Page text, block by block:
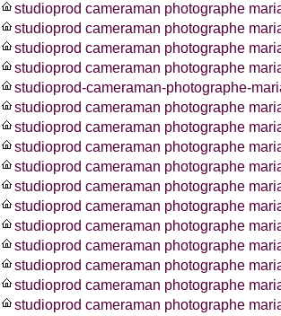
studioprod cameraman photographe
studioprod cameraman photographe
studioprod cameraman photographe
studioprod cameraman photographe
studioprod-cameraman-photographe-
studioprod cameraman photographe
studioprod cameraman photographe
studioprod cameraman photographe
studioprod cameraman photographe
studioprod cameraman photographe
studioprod cameraman photographe
studioprod cameraman photographe
studioprod cameraman photographe
studioprod cameraman photographe
studioprod cameraman photographe
studioprod cameraman photographe